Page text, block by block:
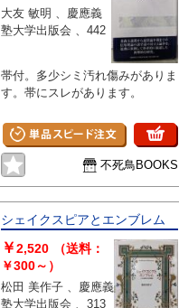
大友 敏明 、慶應義
塾大学出版会 、442
帯付。多少シミ汚れ傷みがありま
す。帯にスレがあります。
不死鳥BOOKS
シェイクスピアとエンブレム
￥2,520
（送料：
￥300～）
松田 美作子 、慶應義
塾大学出版会 、313